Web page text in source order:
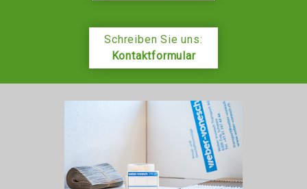
Schreiben Sie uns:
Kontaktformular